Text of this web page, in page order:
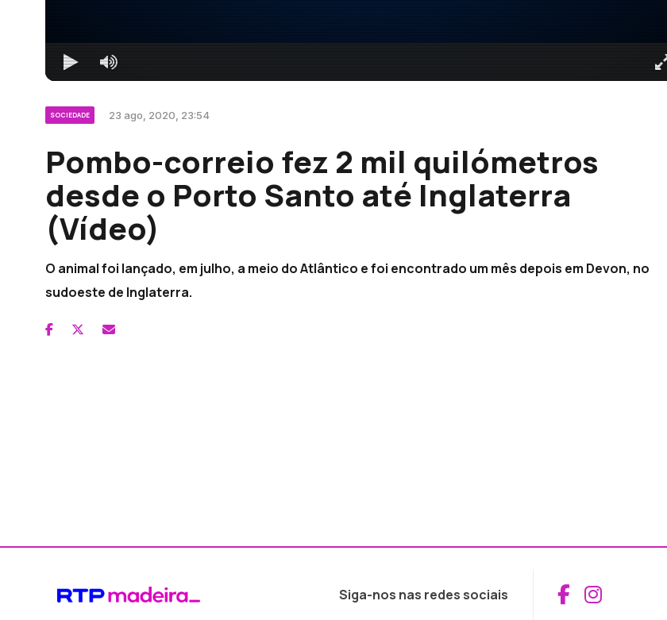
SOCIEDADE 23 ago, 2020, 23:54
Pombo-correio fez 2 mil quilómetros
desde o Porto Santo até Inglaterra
(Vídeo)
O animal foi lançado, em julho, a meio do Atlântico e foi encontrado um mês depois em Devon, no
sudoeste de Inglaterra.
Siga-nos nas redes sociais Aceder